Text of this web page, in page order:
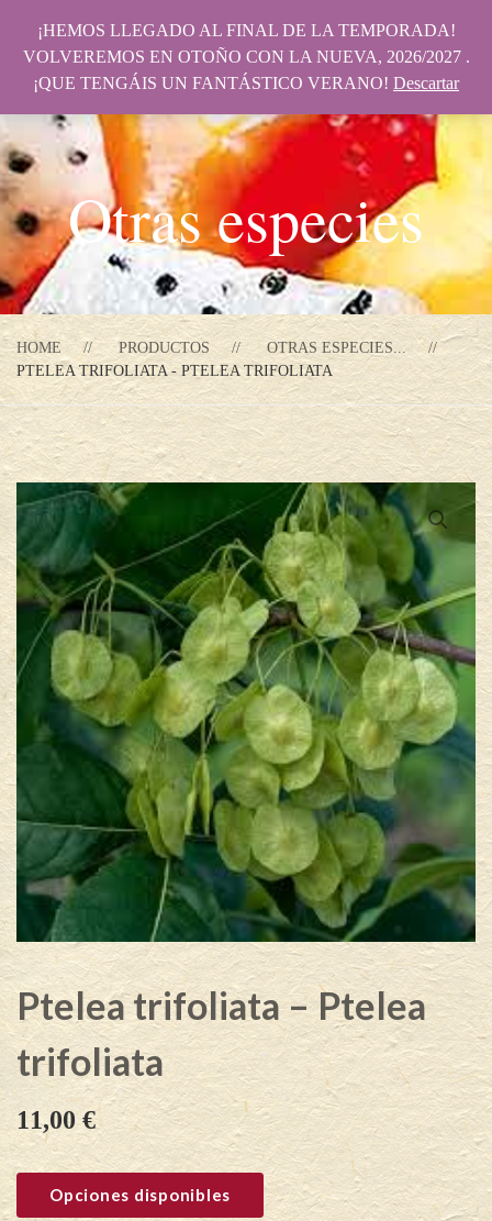
Otras especies
HOME PRODUCTOS
OTRAS ESPECIES...
PTELEA TRIFOLIATA - PTELEA TRIFOLIATA
Ptelea trifoliata – Ptelea
trifoliata
11,00€
Opciones disponibles
¡HEMOS LLEGADO AL FINAL DE LA TEMPORADA!
VOLVEREMOS EN OTOÑO CON LA NUEVA, 2026/2027 .
¡QUE TENGÁIS UN FANTÁSTICO VERANO! Descartar